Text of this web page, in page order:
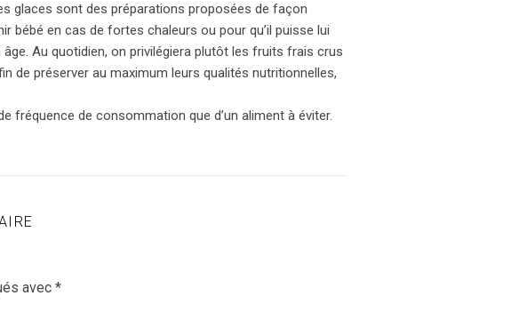
glaces sont des préparations proposées de façon
bébé en cas de fortes chaleurs ou pour qu’il puisse lui
Au quotidien, on privilégiera plutôt les fruits frais crus
de préserver au maximum leurs qualités nutritionnelles,
fréquence de consommation que d’un aliment à éviter.
avec *